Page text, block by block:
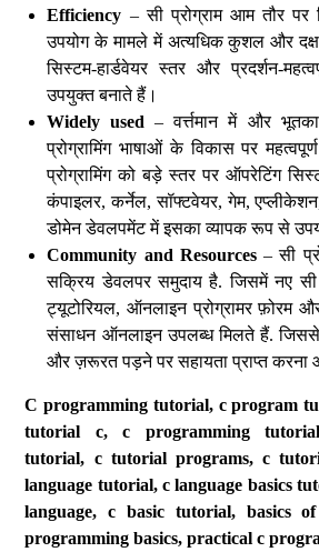
Efficiency – सी प्रोग्राम आम तौर पर
उपयोग के मामले में अत्यधिक कुशल और दक्ष
सिस्टम-हार्डवेयर स्तर और प्रदर्शन-
उपयुक्त बनाते हैं।
Widely used – वर्त्तमान में और
प्रोग्रामिंग भाषाओं के विकास पर
प्रोग्रामिंग को बड़े स्तर पर ऑपरेटिंग
कंपाइलर, कर्नेल, सॉफ्टवेयर, गेम, एप्लीकेशन,
डोमेन डेवलपमेंट में इसका व्यापक रूप से
Community and Resources– सी
सक्रिय डेवलपर समुदाय है. जिसमें नए सी
ट्यूटोरियल, ऑनलाइन प्रोग्रामर फ़ोरम
संसाधन ऑनलाइन उपलब्ध मिलते हैं. जिससे
और ज़रूरत पड़ने पर सहायता प्राप्त करना
C programming tutorial, c program
tutorial c, c programming
tutorial, c tutorial programs, c
language tutorial, c language basics
language, c basic tutorial, basics
programming basics, practical c